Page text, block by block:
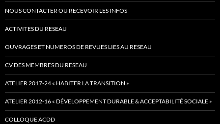
NOUS CONTACTER OU RECEVOIR LES INFOS
ACTIVITES DU RESEAU
OUVRAGES ET NUMEROS DE REVUES LIES AU RESEAU
CV DES MEMBRES DU RESEAU
ATELIER 2017-24 « HABITER LA TRANSITION »
ATELIER 2012-16 « DÉVELOPPEMENT DURABLE & ACCEPTABILITÉ SOCIALE »
COLLOQUE ACDD